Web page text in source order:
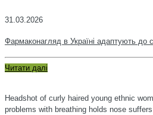
31.03.2026
Фармаконагляд в Україні адаптують до
Читати далі
Headshot of curly haired young ethnic
problems with breathing holds nose